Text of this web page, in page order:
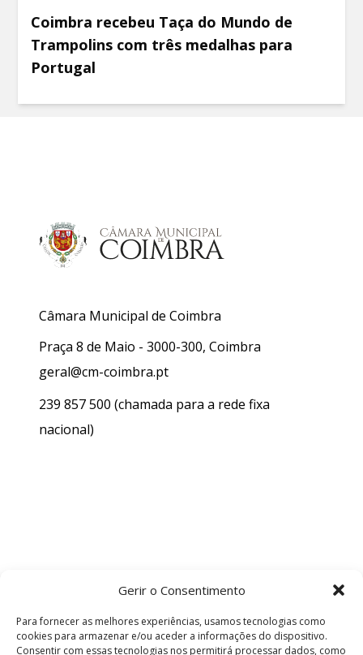
Gerir o Consentimento
Para fornecer as melhores experiências, usamos tecnologias como
cookies para armazenar e/ou aceder a informações do dispositivo.
Consentir com essas tecnologias nos permitirá processar dados, como
Coimbra recebeu Taça do Mundo de
Trampolins com três medalhas para
Portugal
Câmara Municipal de Coimbra
Praça 8 de Maio - 3000-300, Coimbra
geral@cm-coimbra.pt
239 857 500 (chamada para a rede fixa
nacional)